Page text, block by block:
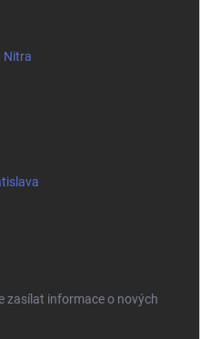
Nitra
zasílat informace o nových